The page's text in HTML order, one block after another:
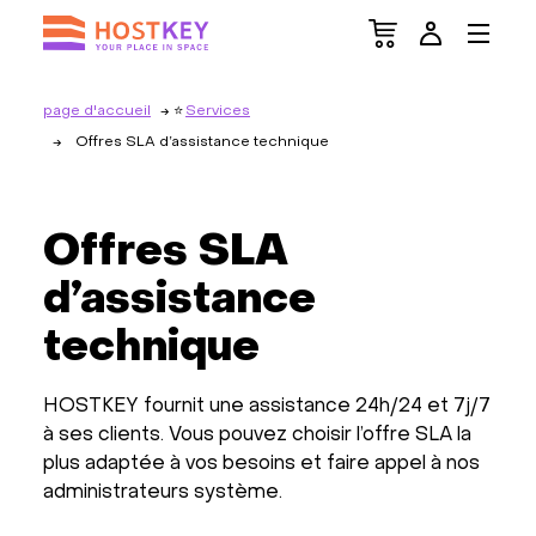
page d'accueil Services
Offres SLA d’assistance technique
Offres SLA
d’assistance
technique
HOSTKEY fournit une assistance 24h/24 et 7j/7
à ses clients. Vous pouvez choisir l’offre SLA la
plus adaptée à vos besoins et faire appel à nos
administrateurs système.